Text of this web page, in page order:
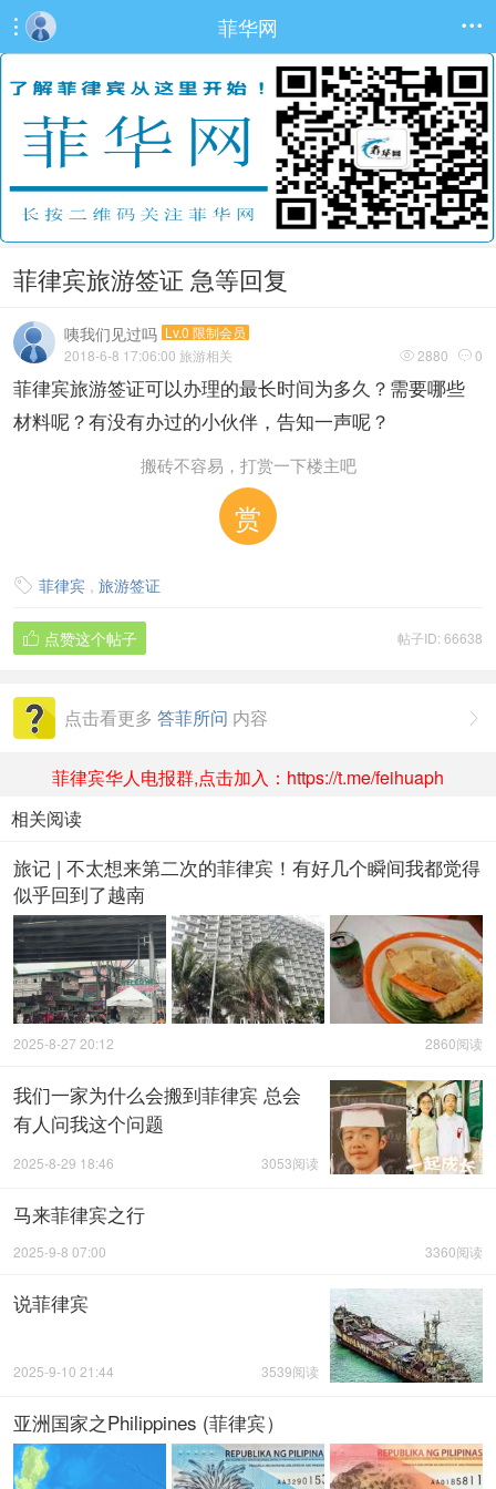
 菲华网 
菲律宾旅游签证 急等回复
咦我们见过吗 Lv.0 限制会员
 2880  0
2018-6-8 17:06:00 旅游相关
菲律宾旅游签证可以办理的最长时间为多久？需要哪些
材料呢？有没有办过的小伙伴，告知一声呢？
搬砖不容易，打赏一下楼主吧
赏
 菲律宾 , 旅游签证
帖子ID: 66638
 点赞这个帖子

点击看更多 答菲所问 内容
菲律宾华人电报群,点击加入：https://t.me/feihuaph
相关阅读
旅记 | 不太想来第二次的菲律宾！有好几个瞬间我都觉得
似乎回到了越南
2860阅读
2025-8-27 20:12
我们一家为什么会搬到菲律宾 总会
有人问我这个问题
3053阅读
2025-8-29 18:46
马来菲律宾之行
3360阅读
2025-9-8 07:00
说菲律宾
3539阅读
2025-9-10 21:44
亚洲国家之Philippines (菲律宾）